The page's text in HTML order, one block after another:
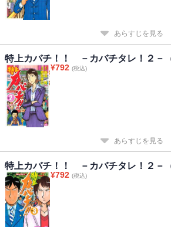
あらすじを見る
特上カバチ！！ －カバチタレ！２－（
¥792 (税込)
あらすじを見る
特上カバチ！！ －カバチタレ！２－（
¥792 (税込)